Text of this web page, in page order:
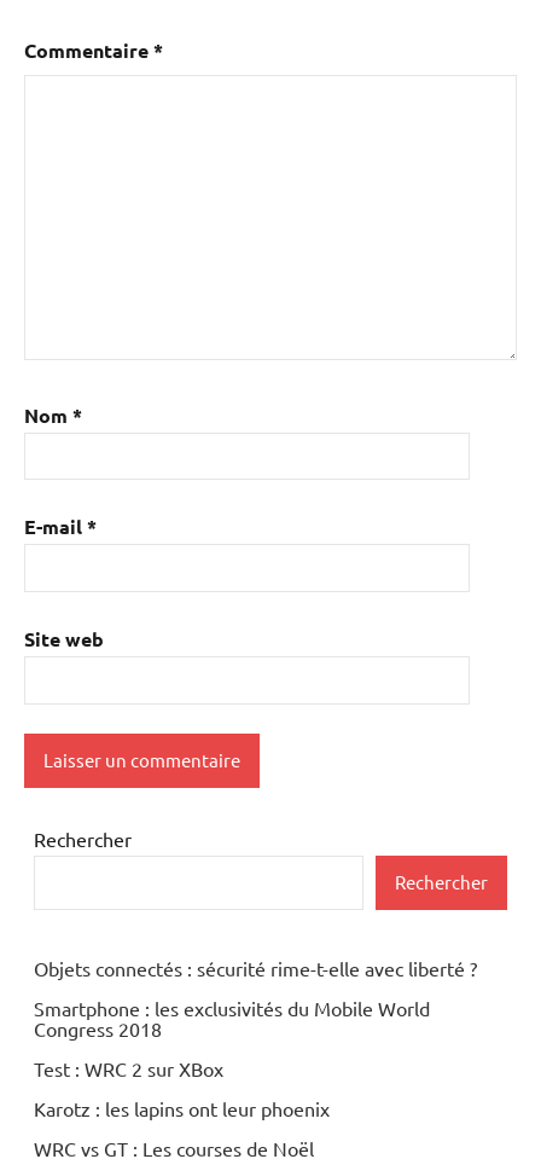
Commentaire*
Nom *
E-mail*
Site web
Rechercher
Rechercher
Objets connectés : sécurité rime-t-elle avec liberté ?
Smartphone : les exclusivités du Mobile World
Congress 2018
Test : WRC 2 sur XBox
Karotz : les lapins ont leur phoenix
WRC vs GT : Les courses de Noël